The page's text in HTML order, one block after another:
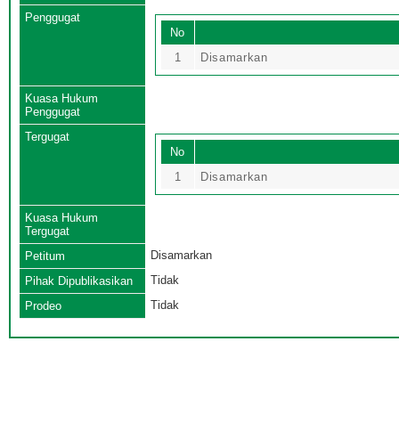
Penggugat
No
1
Disamarkan
Kuasa Hukum
Penggugat
Tergugat
No
1
Disamarkan
Kuasa Hukum
Tergugat
Petitum
Disamarkan
Pihak Dipublikasikan
Tidak
Prodeo
Tidak